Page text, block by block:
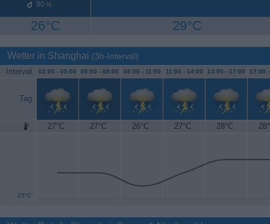
90 %
26°C 29°C
Wetter in Shanghai (3h-Interval)
Interval 02:00 - 05:00 05:00 - 08:00 08:00 - 11:00 11:00 - 14:00 14:00 - 17:00 17:00
Tag
27°C 27°C 26°C 27°C 28°C
25°C
30°C